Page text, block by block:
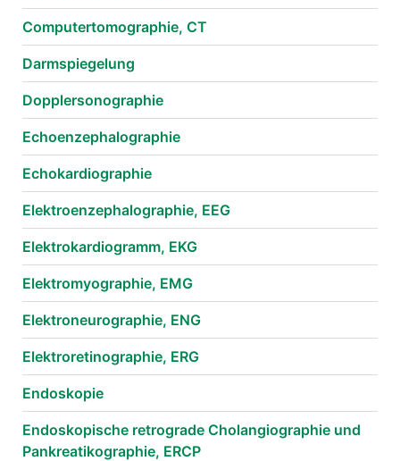
Computertomographie, CT
Darmspiegelung
Dopplersonographie
Echoenzephalographie
Echokardiographie
Elektroenzephalographie, EEG
Elektrokardiogramm, EKG
Elektromyographie, EMG
Elektroneurographie, ENG
Elektroretinographie, ERG
Endoskopie
Endoskopische retrograde Cholangiographie und
Pankreatikographie, ERCP